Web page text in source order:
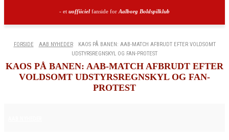
- et uoffiiciel fanside for Aalborg Boldspilklub
FORSIDE AAB NYHEDER
KAOS PÅ BANEN: AAB-MATCH AFBRUDT EFTER VOLDSOMT
UDSTYRSREGNSKYL OG FAN-PROTEST
KAOS PÅ BANEN: AAB-MATCH AFBRUDT EFTER
VOLDSOMT UDSTYRSREGNSKYL OG FAN-
PROTEST